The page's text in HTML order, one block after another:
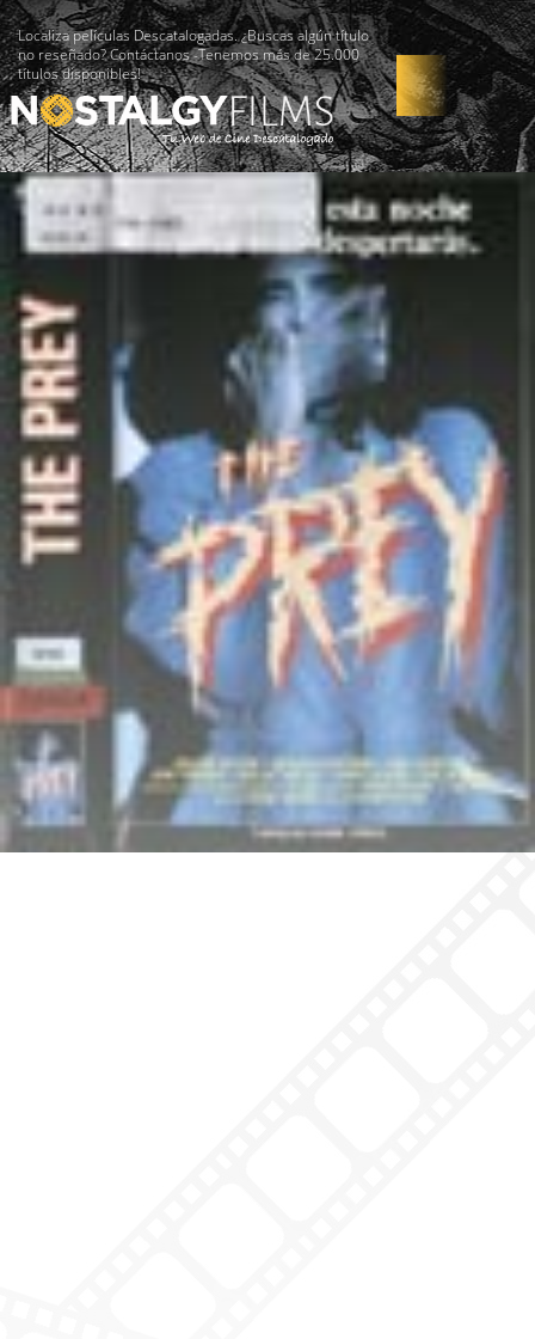
Localiza películas Descatalogadas. ¿Buscas algún título
no reseñado? Contáctanos -Tenemos más de 25.000
títulos disponibles!